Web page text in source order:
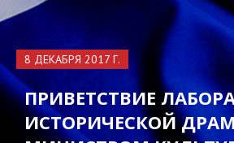
8 ДЕКАБРЯ 2017 Г.
ПРИВЕТСТВИЕ
ИСТОРИЧЕСКОЙ